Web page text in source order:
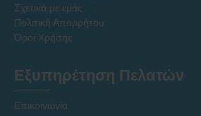
Σχετικά με εμάς
Πολιτική Απορρήτου
Όροι Χρήσης
Εξυπηρέτηση Πελατών
Επικοινωνία